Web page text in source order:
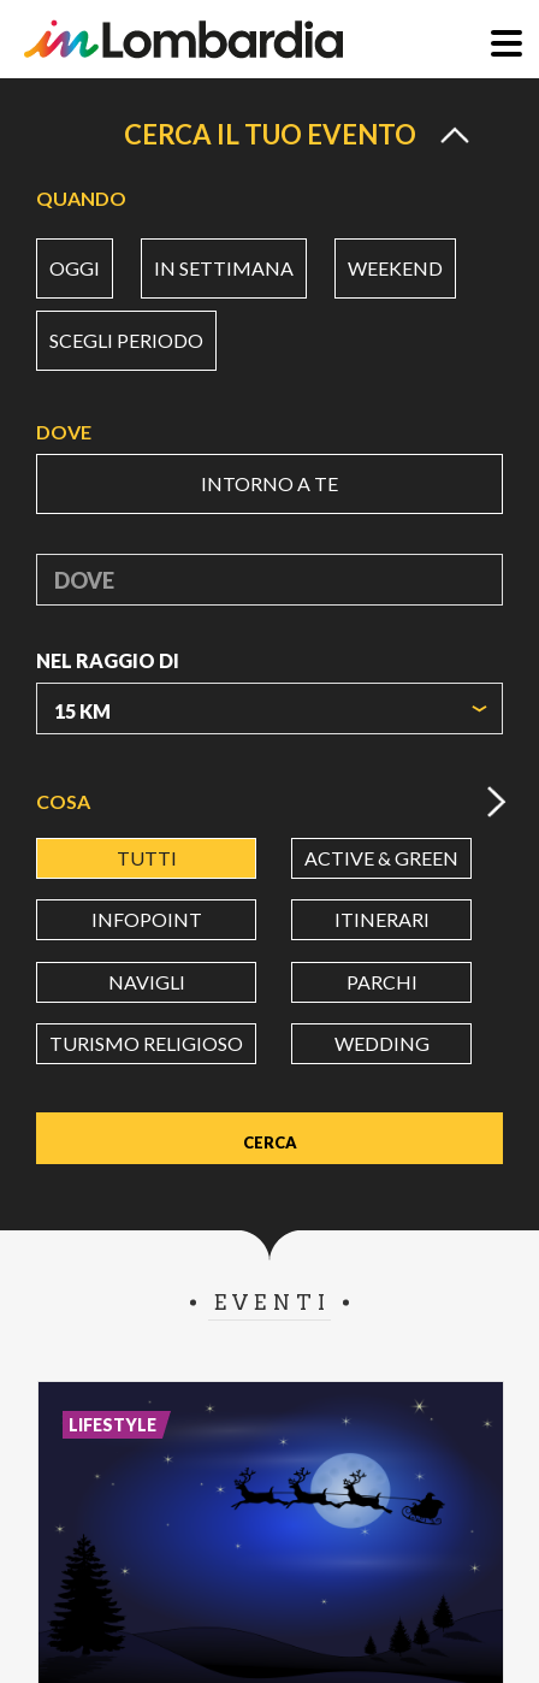
principale
CERCA IL TUO EVENTO
QUANDO
OGGI IN SETTIMANA WEEKEND
SCEGLI PERIODO
DOVE
INTORNO A TE
DOVE
NEL RAGGIO DI
LATITUDINE
LONGITUDINE
Value in decimal degrees. Use dot (.) as decimal separator.
COSA
TUTTI ACTIVE & GREEN
INFOPOINT ITINERARI
NAVIGLI PARCHI
TURISMO RELIGIOSO WEDDING
EVENTI
LIFESTYLE